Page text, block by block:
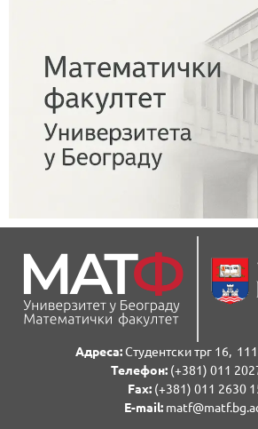
Адреса:Студентски трг 16,
Телефон: (+381) 011
Fаx:(+381) 011 2630
E-mail: